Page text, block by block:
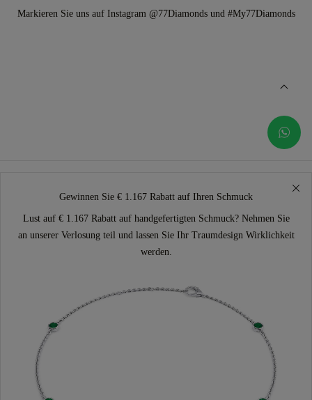
Markieren Sie uns auf Instagram @77Diamonds und #My77Diamonds
Gewinnen Sie € 1.167 Rabatt auf Ihren Schmuck
Lust auf € 1.167 Rabatt auf handgefertigten Schmuck? Nehmen Sie
an unserer Verlosung teil und lassen Sie Ihr Traumdesign Wirklichkeit
werden.